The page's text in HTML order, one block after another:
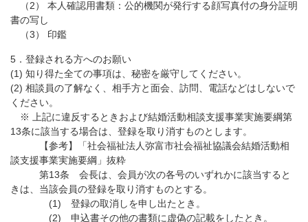
（2） 本人確認用書類：公的機関が発行する顔写真付の身分証明
書の写し
（3） 印鑑
5．登録される方へのお願い
(1) 知り得た全ての事項は、秘密を厳守してください。
(2) 相談員の了解なく、相手方と面会、訪問、電話などはしないで
ください。
※ 上記に違反するときおよび結婚活動相談支援事業実施要綱第
13条に該当する場合は、登録を取り消すものとします。
【参考】「社会福祉法人弥富市社会福祉協議会結婚活動相
談支援事業実施要綱」抜粋
第13条 会長は、会員が次の各号のいずれかに該当すると
きは、当該会員の登録を取り消すものとする。
(1) 登録の取消しを申し出たとき。
(2) 申込書その他の書類に虚偽の記載をしたとき。